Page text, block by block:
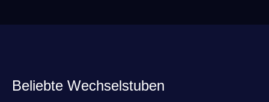
Beliebte Wechselstuben